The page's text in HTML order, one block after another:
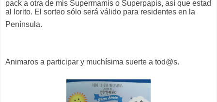
pack a otra de mis Supermamis o Superpapis, así que estad
al lorito. El sorteo sólo será válido para residentes en la
Península.
Animaros a participar y muchísima suerte a tod@s.